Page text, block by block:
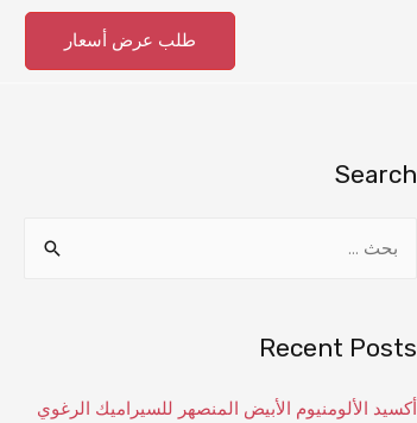
طلب عرض أسعار
Search
Recent Posts
أكسيد الألومنيوم الأبيض المنصهر للسيراميك الرغوي